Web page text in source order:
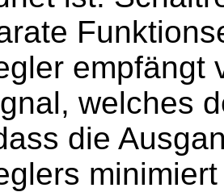
empfängt
welches
die